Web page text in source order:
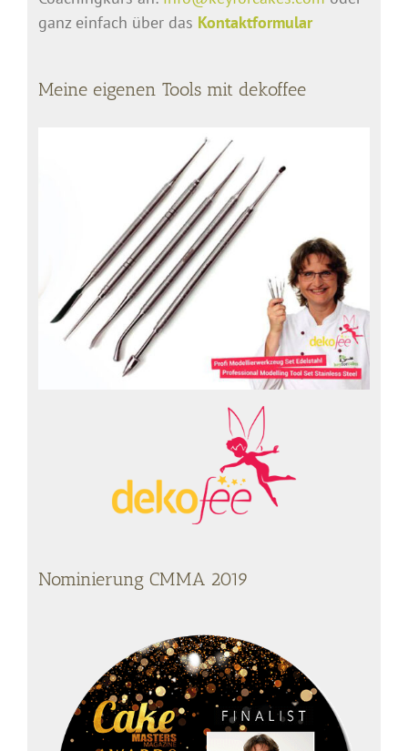
ganz einfach über das Kontaktformular
Meine eigenen Tools mit dekoffee
Nominierung CMMA 2019